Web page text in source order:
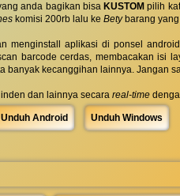
anda bagikan bisa KUSTOM pilih
komisi 200rb lalu ke Betybarang yang
menginstall aplikasi di ponsel
barcode cerdas, membacakan isi
banyak kecanggihan lainnya. Jangan
dan lainnya secara real-time
Unduh Android Unduh Windows